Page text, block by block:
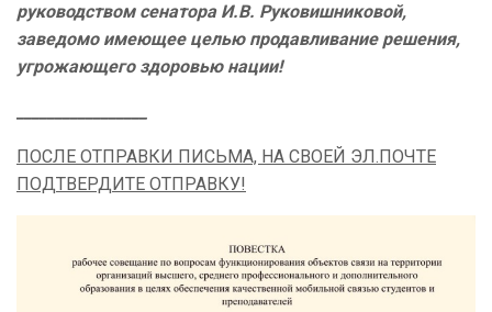
руководством сенатора И.В. Руковишниковой,
заведомо имеющее целью продавливание решения,
угрожающего здоровью нации!
ПОСЛЕ ОТПРАВКИ ПИСЬМА, НА СВОЕЙ ЭЛ.ПОЧТЕ
ПОДТВЕРДИТЕ ОТПРАВКУ!